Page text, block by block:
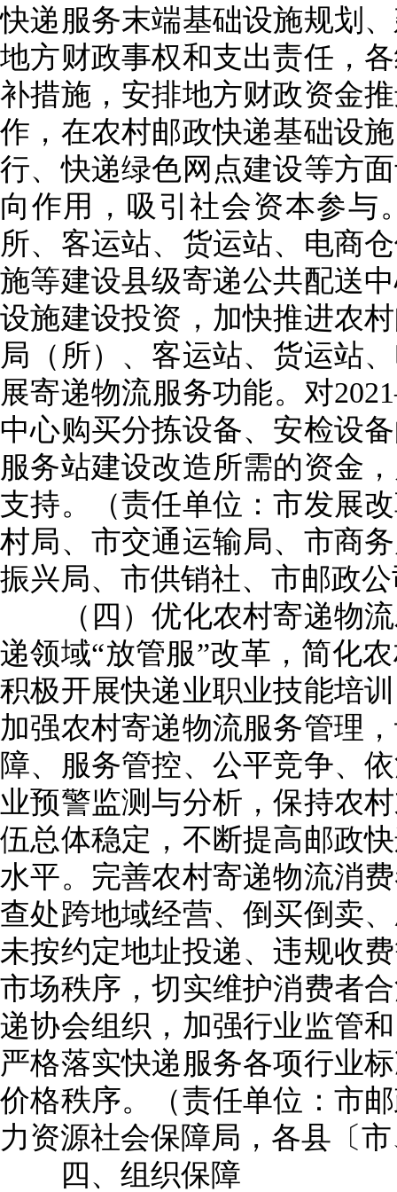
快递服务末端基础设施规划
地方财政事权和支出责任，
补措施，安排地方财政资金
作，在农村邮政快递基础设
行、快递绿色网点建设等方
向作用，吸引社会资本参与
所、客运站、货运站、电商
施等建设县级寄递公共配送
设施建设投资，加快推进农
局（所）、客运站、货运站
展寄递物流服务功能。对
中心购买分拣设备、安检设
服务站建设改造所需的资金
支持。（责任单位：市发展
村局、市交通运输局、市商
振兴局、市供销社、市邮政
（四）优化农村寄递物流
递领域“放管服”改革，简化
积极开展快递业职业技能培
加强农村寄递物流服务管理
障、服务管控、公平竞争、
业预警监测与分析，保持农
伍总体稳定，不断提高邮政
水平。完善农村寄递物流消
查处跨地域经营、倒买倒卖
未按约定地址投递、违规收
市场秩序，切实维护消费者
递协会组织，加强行业监管
严格落实快递服务各项行业
价格秩序。（责任单位：市
力资源社会保障局，各县〔
四、组织保障